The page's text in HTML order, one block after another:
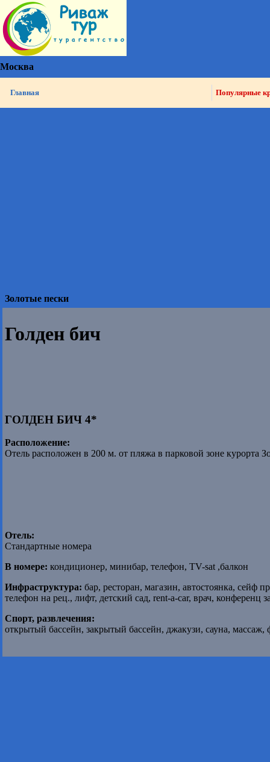
Москва
Главная Популярные
Золотые пески
Голден бич
ГОЛДЕН БИЧ 4*
Расположение:
Отель расположен в 200 м. от пляжа в парковой зоне курорта
Отель:
Стандартные номера
В номере: кондиционер, минибар, телефон, TV-sat ,балкон
Инфраструктура: бар, ресторан, магазин, автостоянка, сейф
телефон на рец., лифт, детский сад, rent-a-car, врач, конференц
Спорт, развлечения:
открытый бассейн, закрытый бассейн, джакузи, сауна, массаж,